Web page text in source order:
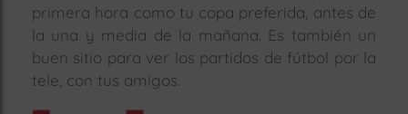
primera hora como tu copa preferida, antes de
la una y media de la mañana. Es también un
buen sitio para ver los partidos de fútbol por la
tele, con tus amigos.